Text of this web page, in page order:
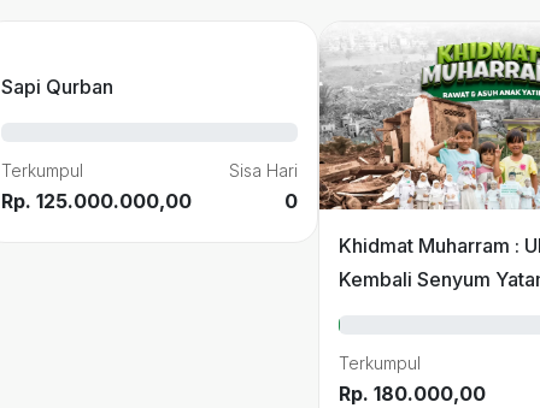
Sapi Qurban
Terkumpul
Rp. 125.000.000,00
Sisa Hari
0
Khidmat Muharram :
Kembali Senyum
Terkumpul
Rp. 180.000,00